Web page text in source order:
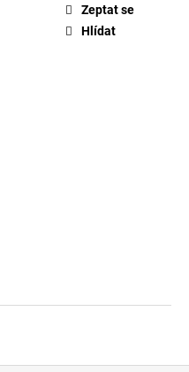
Zeptat se
Hlídat